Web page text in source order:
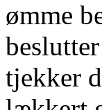
ømme
tjekker